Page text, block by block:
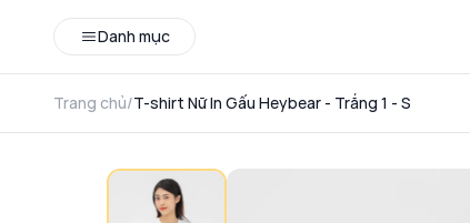
Danh mục
Trang chủ/T-shirt Nữ In Gấu Heybear - Trắng 1 - S